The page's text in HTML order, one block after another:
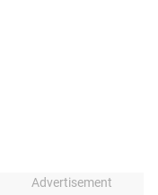
Advertisement